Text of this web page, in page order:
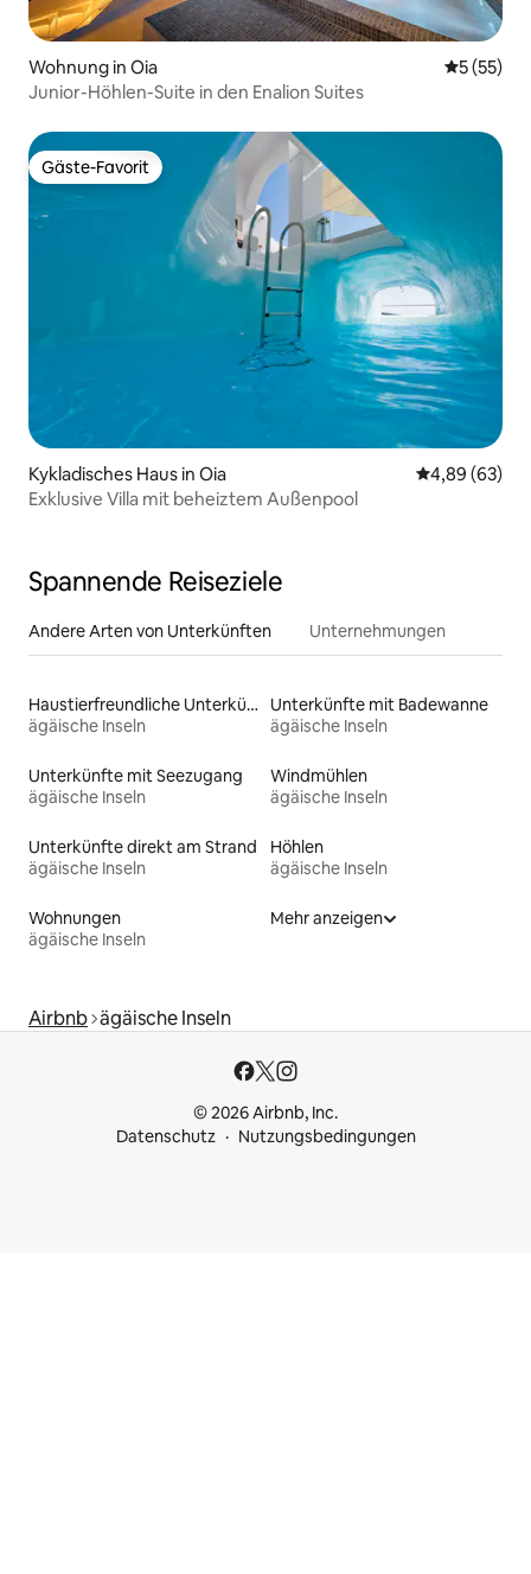
Wohnung in Oia
5 (55)
Junior-Höhlen-Suite in den Enalion Suites
Gäste-Favorit
Gäste-Favorit
Kykladisches Haus in Oia
4,89 (63)
Exklusive Villa mit beheiztem Außenpool
Spannende Reiseziele
Andere Arten von Unterkünften Unternehmungen
Haustierfreundliche Unterkünfte
ägäische Inseln
Unterkünfte mit Badewanne
ägäische Inseln
Unterkünfte mit Seezugang
ägäische Inseln
Windmühlen
ägäische Inseln
Unterkünfte direkt am Strand
ägäische Inseln
Höhlen
ägäische Inseln
Wohnungen
ägäische Inseln
Mehr anzeigen
Airbnb ägäische Inseln
© 2026 Airbnb, Inc.
Datenschutz
Nutzungsbedingungen